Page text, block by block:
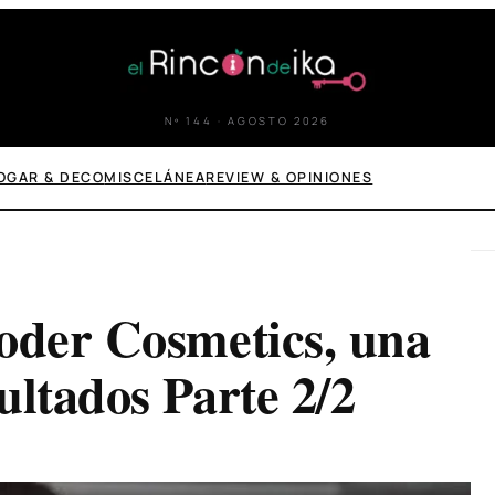
Nº 144 · AGOSTO 2026
& DECOMISCELÁNEAREVIEW & OPINIONES
Cosmetics, una
Parte 2/2